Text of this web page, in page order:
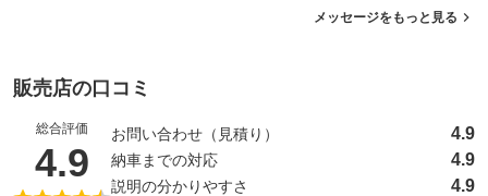
メッセージをもっと見る
販売店の口コミ
総合評価
4.9 （5点満点中）
お問い合わせ（見積り） 4.9
納車までの対応 4.9
説明の分かりやすさ 4.9